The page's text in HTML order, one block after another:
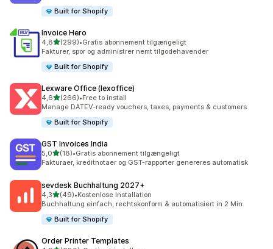
Built for Shopify
Invoice Hero
4,8ud af 5 stjerner
(299)
299 anmeldelser i alt
•Gratis abonnement tilgængeligt
Fakturer, spor og administrer nemt tilgodehavender
Built for Shopify
Lexware Office (lexoffice)
4,6ud af 5 stjerner
(266)
266 anmeldelser i alt
•Free to install
Manage DATEV-ready vouchers, taxes, payments & customers
Built for Shopify
GST Invoices India
5,0ud af 5 stjerner
(18)
18 anmeldelser i alt
•Gratis abonnement tilgængeligt
Fakturaer, kreditnotaer og GST-rapporter genereres automatisk
sevdesk Buchhaltung 2027+
4,3ud af 5 stjerner
(49)
49 anmeldelser i alt
•Kostenlose Installation
Buchhaltung einfach, rechtskonform & automatisiert in 2 Min.
Built for Shopify
Order Printer Templates